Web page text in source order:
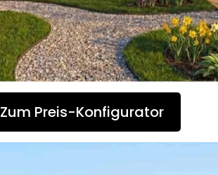
Zum Preis-Konfigurator